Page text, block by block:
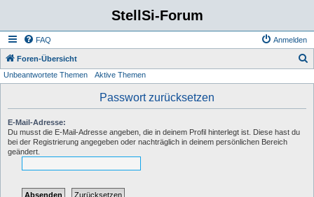
StellSi-Forum
FAQ Anmelden
Foren-Übersicht
Unbeantwortete Themen Aktive Themen
Passwort zurücksetzen
E-Mail-Adresse:
Du musst die E-Mail-Adresse angeben, die in deinem Profil hinterlegt ist. Diese hast du
bei der Registrierung angegeben oder nachträglich in deinem persönlichen Bereich
geändert.